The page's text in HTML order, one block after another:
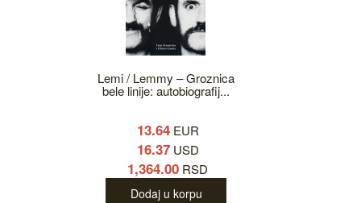
Lemi / Lemmy – Groznica
bele linije: autobiografij...
13.64EUR
16.37USD
1,364.00 RSD
Dodaj u korpu